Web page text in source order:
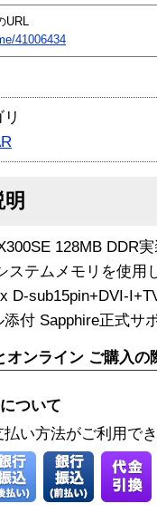
41006434
128MB DDR
ステムメモリを使用
D-sub15pin+DVI-
添付 Sapphire正式サ
オンライン ご購入の
ついて
払い方法がご利用で